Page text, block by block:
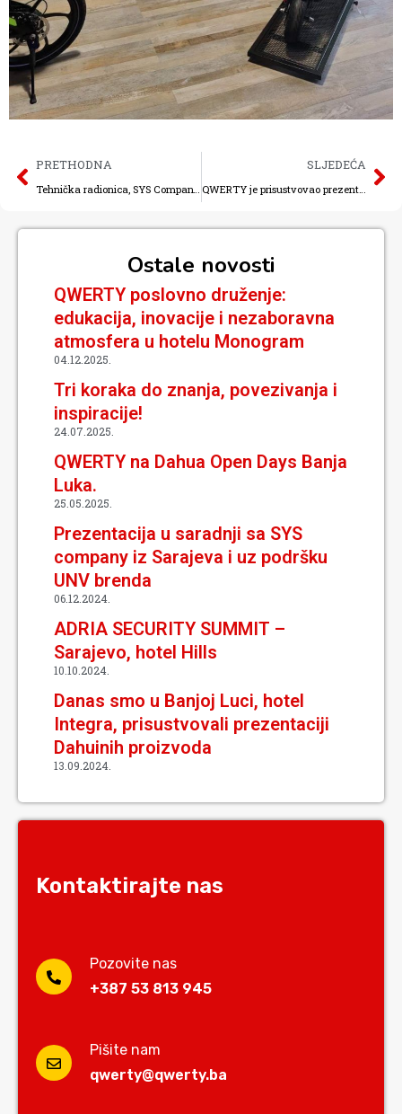
PRETHODNA SLJEDEĆA
QWERTY je prisustvovao prezentaciji pod nazivom “The Next Generation of Technical SYScurity”
Ostale novosti
QWERTY poslovno druženje:
edukacija, inovacije i nezaboravna
atmosfera u hotelu Monogram
04.12.2025.
Tri koraka do znanja, povezivanja i
inspiracije!
24.07.2025.
QWERTY na Dahua Open Days Banja
Luka.
25.05.2025.
Prezentacija u saradnji sa SYS
company iz Sarajeva i uz podršku
UNV brenda
06.12.2024.
ADRIA SECURITY SUMMIT –
Sarajevo, hotel Hills
10.10.2024.
Danas smo u Banjoj Luci, hotel
Integra, prisustvovali prezentaciji
Dahuinih proizvoda
13.09.2024.
Kontaktirajte nas
Pozovite nas
+387 53 813 945
Pišite nam
qwerty@qwerty.ba